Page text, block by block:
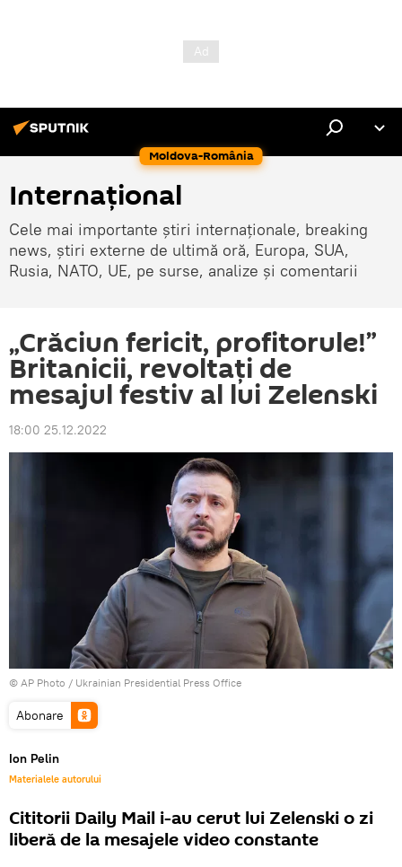
Moldova-România
Internaţional
Cele mai importante știri internaționale, breaking
news, știri externe de ultimă oră, Europa, SUA,
Rusia, NATO, UE, pe surse, analize și comentarii
„Crăciun fericit, profitorule!”
Britanicii, revoltați de
mesajul festiv al lui Zelenski
18:00 25.12.2022
© AP Photo / Ukrainian Presidential Press Office
Abonare
Ion Pelin
Materialele autorului
Cititorii Daily Mail i-au cerut lui Zelenski o zi
liberă de la mesajele video constante